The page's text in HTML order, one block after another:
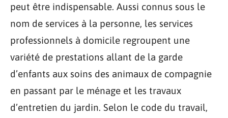
peut être indispensable. Aussi connus sous le
nom de services à la personne, les services
professionnels à domicile regroupent une
variété de prestations allant de la garde
d’enfants aux soins des animaux de compagnie
en passant par le ménage et les travaux
d’entretien du jardin. Selon le code du travail,